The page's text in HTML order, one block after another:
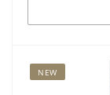
NEW